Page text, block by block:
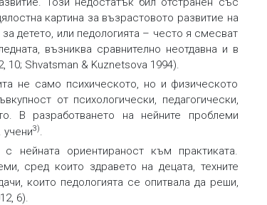
картина за възрастовото развитие на
детето, или педологията – често я смесват
възниква сравнително неотдавна и в
10; Shvatsman & Kuznetsova 1994).
не само психическото, но и физическото
от психологически, педагогически,
В разработването на нейните проблеми
учени3).
нейната ориентираност към практиката.
сред които здравето на децата, техните
които педологията се опитвала да реши,
6).